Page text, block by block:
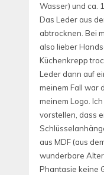
Wasser) und ca.
Das Leder aus
abtrocknen. Bei
also lieber
Küchenkrepp
Leder dann auf
meinem Fall war
meinem Logo.
vorstellen, dass
aus MDF (aus
wunderbare
Phantasie keine